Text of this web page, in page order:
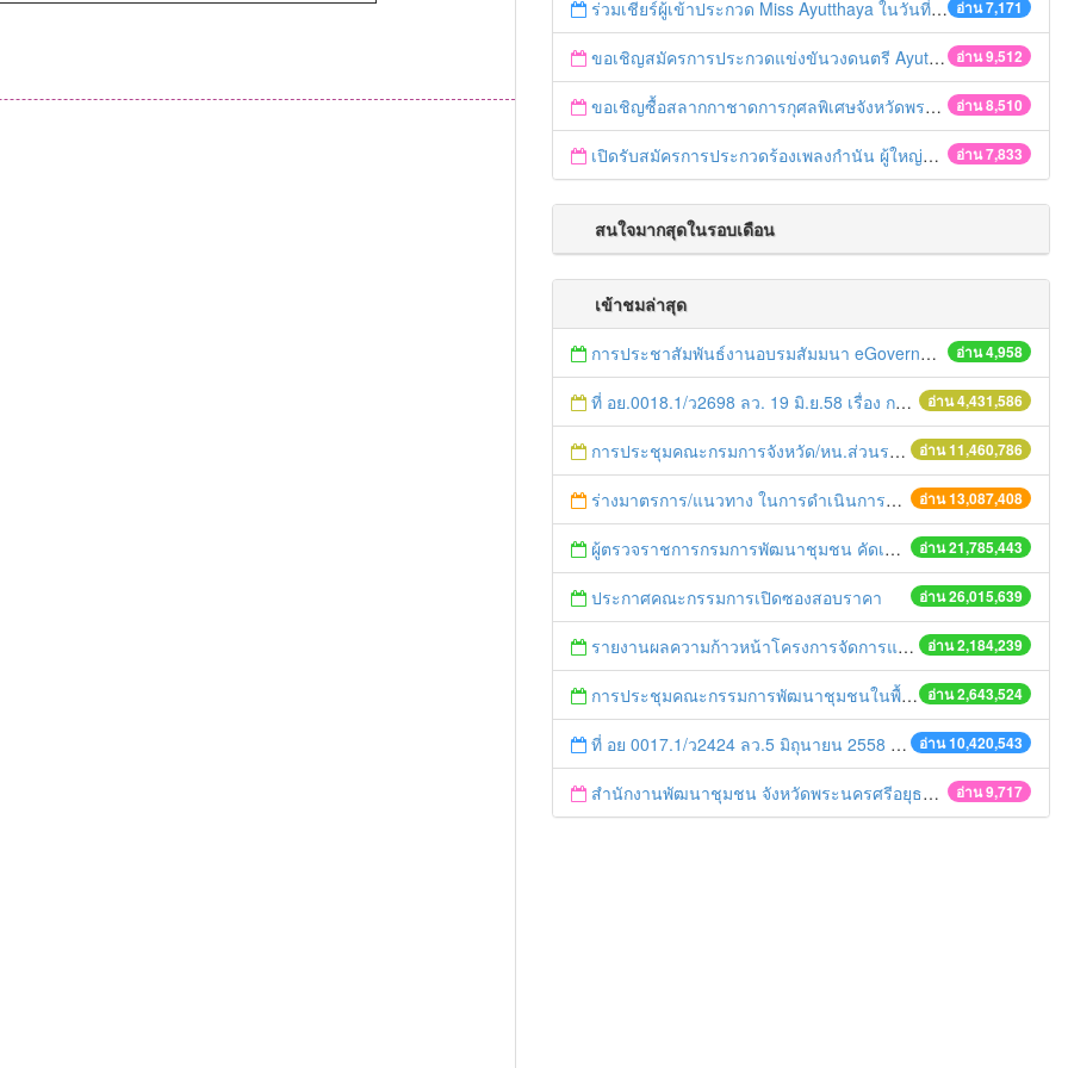
อ่าน 7,171
ร่วมเชียร์ผู้เข้าประกวด Miss Ayutthaya ในวันที่ 15 ธันวาคม 2560
อ่าน 9,512
ขอเชิญสมัครการประกวดแข่งขันวงดนตรี Ayutthaya battle of the bands
อ่าน 8,510
ขอเชิญซื้อสลากกาชาดการกุศลพิเศษจังหวัดพระนครศรีอยุธยา 2560
อ่าน 7,833
เปิดรับสมัครการประกวดร้องเพลงกำนัน ผู้ใหญ่บ้าน ฯลฯ
สนใจมากสุดในรอบเดือน
เข้าชมล่าสุด
อ่าน 4,958
การประชาสัมพันธ์งานอบรมสัมมนา eGovernment Forum 2013
อ่าน 4,431,586
ที่ อย.0018.1/ว2698 ลว. 19 มิ.ย.58 เรื่อง การแก้ไขปัญหาหนี้สินให้แก่เกษตรกร
อ่าน 11,460,786
การประชุมคณะกรมการจังหวัด/หน.ส่วนราชการประจำเดือน มิถุนายน 2558
อ่าน 13,087,408
ร่างมาตรการ/แนวทาง ในการดำเนินการประกอบการตรวจราชการแบบบูรณาการ
อ่าน 21,785,443
ผู้ตรวจราชการกรมการพัฒนาชุมชน คัดเลือกข้าราชการและลูกจ้างดีเด่น และหน่วยงานพัฒนาชุมชนใสสะอาด ประจำปี ๒๕๕๔
อ่าน 26,015,639
ประกาศคณะกรรมการเปิดซองสอบราคา
อ่าน 2,184,239
รายงานผลความก้าวหน้าโครงการจัดการแก้ไขปัญหาขยะ สัปดาห์ที่ 9/2558
อ่าน 2,643,524
การประชุมคณะกรรมการพัฒนาชุมชนในพื้นที่รอบโรงไฟฟ้า (คพรฟ.) ครั้งที่ 2/2558 กองทุนพัฒนาไฟฟ้าบริษัท โรจนะเพาเวอร์ จำกัด
อ่าน 10,420,543
ที่ อย 0017.1/ว2424 ลว.5 มิถุนายน 2558 เรื่อง แจ้งกำหนดตรวจประเมินและให้คะแนนหน่วยงานที่สมัครเข้าร่วมโครงการพัฒนาหน่วยงานต้นแบบในการจัดตั้งศูนย์ข้อมูลข่าวสารของราชการฯ ประจำปีงบประมาณ พ.ศ. 2558
อ่าน 9,717
สำนักงานพัฒนาชุมชน จังหวัดพระนครศรีอยุธยา เตรียมการขับเคลื่อนยุทธศาสตร์กรมการพัฒนาชุมชน ปี๒๕๕๕